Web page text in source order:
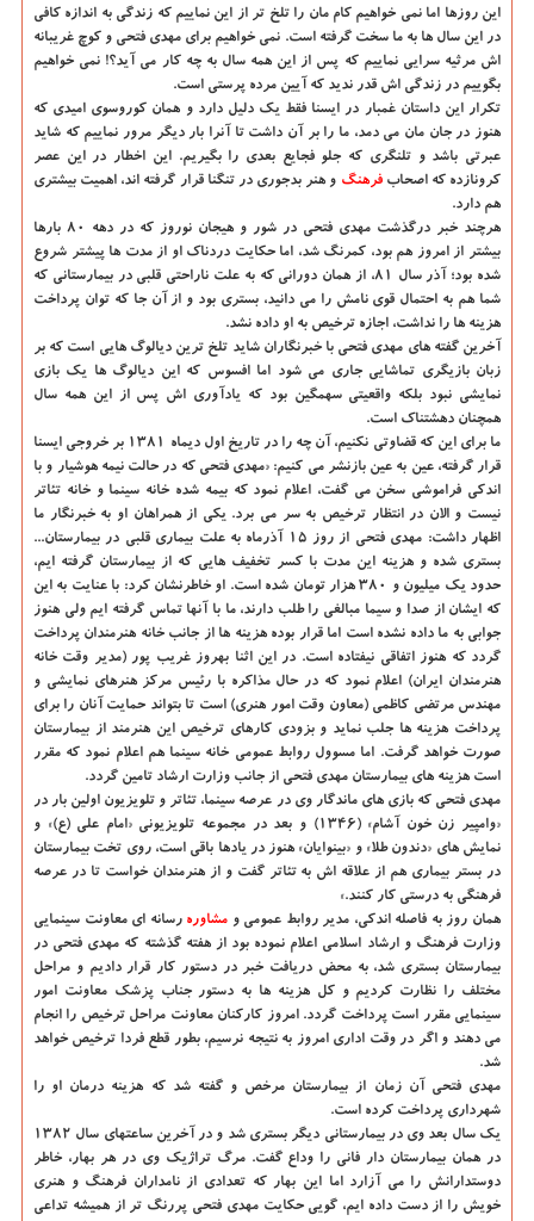
این روزها اما نمی خواهیم کام مان را تلخ تر از این نماییم که زندگی به اندازه کافی
در این سال ها به ما سخت گرفته است. نمی خواهیم برای مهدی فتحی و کوچ غریبانه
اش مرثیه سرایی نماییم که پس از این همه سال به چه کار می آید؟! نمی خواهیم
بگوییم در زندگی اش قدر ندید که آیین مرده پرستی است.
تکرار این داستان غمبار در ایسنا فقط یک دلیل دارد و همان کوروسوی امیدی که
هنوز در جان مان می دمد، ما را بر آن داشت تا آنرا بار دیگر مرور نماییم که شاید
عبرتی باشد و تلنگری که جلو فجایع بعدی را بگیریم. این اخطار در این عصر
کرونازده که اصحابفرهنگ و هنر بدجوری در تنگنا قرار گرفته اند، اهمیت بیشتری
هم دارد.
هرچند خبر درگذشت مهدی فتحی در شور و هیجان نوروز که در دهه ۸۰ بارها
بیشتر از امروز هم بود، کمرنگ شد، اما حکایت دردناک او از مدت ها پیشتر شروع
شده بود؛ آذر سال ۸۱، از همان دورانی که به علت ناراحتی قلبی در بیمارستانی که
شما هم به احتمال قوی نامش را می دانید، بستری بود و از آن جا که توان پرداخت
هزینه ها را نداشت، اجازه ترخیص به او داده نشد.
آخرین گفته های مهدی فتحی با خبرنگاران شاید تلخ ترین دیالوگ هایی است که بر
زبان بازیگری تماشایی جاری می شود اما افسوس که این دیالوگ ها یک بازی
نمایشی نبود بلکه واقعیتی سهمگین بود که یادآوری اش پس از این همه سال
همچنان دهشتناک است.
ما برای این که قضاوتی نکنیم، آن چه را در تاریخ اول دیماه ۱۳۸۱ بر خروجی ایسنا
قرار گرفته، عین به عین بازنشر می کنیم: «مهدی فتحی که در حالت نیمه هوشیار و با
اندکی فراموشی سخن می گفت، اعلام نمود که بیمه شده خانه سینما و خانه تئاتر
نیست و الان در انتظار ترخیص به سر می برد. یکی از همراهان او به خبرنگار ما
اظهار داشت: مهدی فتحی از روز ۱۵ آذرماه به علت بیماری قلبی در بیمارستان...
بستری شده و هزینه این مدت با کسر تخفیف هایی که از بیمارستان گرفته ایم،
حدود یک میلیون و ۳۸۰ هزار تومان شده است. او خاطرنشان کرد: با عنایت به این
که ایشان از صدا و سیما مبالغی را طلب دارند، ما با آنها تماس گرفته ایم ولی هنوز
جوابی به ما داده نشده است اما قرار بوده هزینه ها از جانب خانه هنرمندان پرداخت
گردد که هنوز اتفاقی نیفتاده است. در این اثنا بهروز غریب پور (مدیر وقت خانه
هنرمندان ایران) اعلام نمود که در حال مذاکره با رئیس مرکز هنرهای نمایشی و
مهندس مرتضی کاظمی (معاون وقت امور هنری) است تا بتواند حمایت آنان را برای
پرداخت هزینه ها جلب نماید و بزودی کارهای ترخیص این هنرمند از بیمارستان
صورت خواهد گرفت. اما مسوول روابط عمومی خانه سینما هم اعلام نمود که مقرر
است هزینه های بیمارستان مهدی فتحی از جانب وزارت ارشاد تامین گردد.
مهدی فتحی که بازی های ماندگار وی در عرصه سینما، تئاتر و تلویزیون اولین بار در
«وامپیر زن خون آشام» (۱۳۴۶) و بعد در مجموعه تلویزیونی «امام علی (ع)» و
نمایش های «دندون طلا» و «بینوایان» هنوز در یادها باقی است، روی تخت بیمارستان
در بستر بیماری هم از علاقه اش به تئاتر گفت و از هنرمندان خواست تا در عرصه
فرهنگی به درستی کار کنند.»
همان روز به فاصله اندکی، مدیر روابط عمومی و مشاوره رسانه ای معاونت سینمایی
وزارت فرهنگ و ارشاد اسلامی اعلام نموده بود از هفته گذشته که مهدی فتحی در
بیمارستان بستری شد، به محض دریافت خبر در دستور کار قرار دادیم و مراحل
مختلف را نظارت کردیم و کل هزینه ها به دستور جناب پزشک معاونت امور
سینمایی مقرر است پرداخت گردد. امروز کارکنان معاونت مراحل ترخیص را انجام
می دهند و اگر در وقت اداری امروز به نتیجه نرسیم، بطور قطع فردا ترخیص خواهد
شد.
مهدی فتحی آن زمان از بیمارستان مرخص و گفته شد که هزینه درمان او را
شهرداری پرداخت کرده است.
یک سال بعد وی در بیمارستانی دیگر بستری شد و در آخرین ساعتهای سال ۱۳۸۲
در همان بیمارستان دار فانی را وداع گفت. مرگ تراژیک وی در هر بهار، خاطر
دوستدارانش را می آزارد اما این بهار که تعدادی از نامداران فرهنگ و هنری
خویش را از دست داده ایم، گویی حکایت مهدی فتحی پررنگ تر از همیشه تداعی